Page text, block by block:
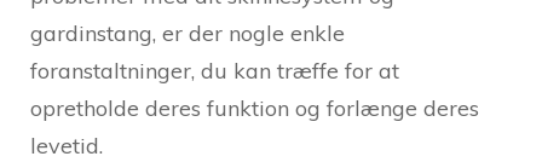
gardinstang, er der nogle enkle
foranstaltninger, du kan træffe for at
opretholde deres funktion og forlænge deres
levetid.